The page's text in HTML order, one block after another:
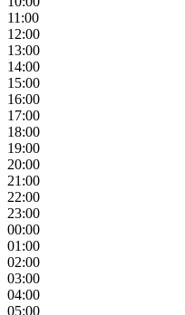
11:00
12:00
13:00
14:00
15:00
16:00
17:00
18:00
19:00
20:00
21:00
22:00
23:00
00:00
01:00
02:00
03:00
04:00
05:00